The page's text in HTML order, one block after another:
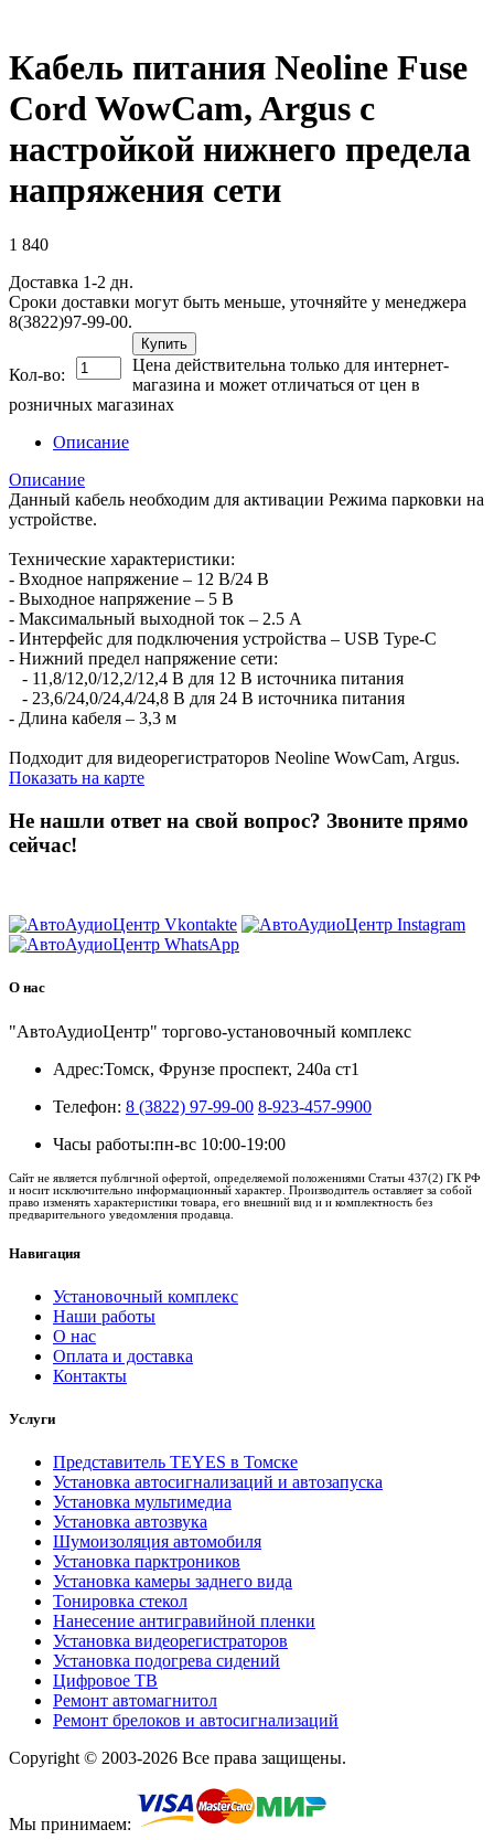
Кабель питания Neoline Fuse
Cord WowCam, Argus с
настройкой нижнего предела
напряжения сети
1 840
Доставка 1-2 дн.
Сроки доставки могут быть меньше, уточняйте у менеджера
8(3822)97-99-00.
Кол-во:
Купить
Цена действительна только для интернет-
магазина и может отличаться от цен в
розничных магазинах
Описание
Описание
Данный кабель необходим для активации Режима парковки на
устройстве.
Технические характеристики:
- Входное напряжение – 12 В/24 В
- Выходное напряжение – 5 В
- Максимальный выходной ток – 2.5 А
- Интерфейс для подключения устройства – USB Type-C
- Нижний предел напряжение сети:
- 11,8/12,0/12,2/12,4 В для 12 В источника питания
- 23,6/24,0/24,4/24,8 В для 24 В источника питания
- Длина кабеля – 3,3 м
Подходит для видеорегистраторов Neoline WowCam, Argus.
Показать на карте
Не нашли ответ на свой вопрос? Звоните прямо
сейчас!
О нас
"АвтоАудиоЦентр" торгово-установочный комплекс
Адрес:Томск, Фрунзе проспект, 240а ст1
Телефон: 8 (3822) 97-99-00 8-923-457-9900
Часы работы:пн-вс 10:00-19:00
Сайт не является публичной офертой, определяемой положениями Статьи 437(2) ГК РФ
и носит исключительно информационный характер. Производитель оставляет за собой
право изменять характеристики товара, его внешний вид и и комплектность без
предварительного уведомления продавца.
Навигация
Установочный комплекс
Наши работы
О нас
Оплата и доставка
Контакты
Услуги
Представитель TEYES в Томске
Установка автосигнализаций и автозапуска
Установка мультимедиа
Установка автозвука
Шумоизоляция автомобиля
Установка парктроников
Установка камеры заднего вида
Тонировка стекол
Нанесение антигравийной пленки
Установка видеорегистраторов
Установка подогрева сидений
Цифровое ТВ
Ремонт автомагнитол
Ремонт брелоков и автосигнализаций
Copyright © 2003-2026 Все права защищены.
Мы принимаем: